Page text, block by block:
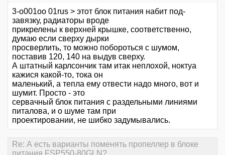
3-o001oo 01rus > этот блок питания набит под-
завязку, радиаторы вроде
прикрелены к верхней крышке, соответственно,
думаю если сверху дырки
просверлить, то можно побороться с шумом,
поставив 120, 140 на выдув сверху.
А штатный карлсончик там итак неплохой, ноктуа
кажися какой-то, тока он
маленький, а тепла ему отвести надо много, вот и
шумит. Просто - это
сервачный блок питания с раздельными линиями
питалова, и о шуме там при
проектировании, не шибко задумывались.
Re: А есть варианты поменять пропеллер в блоке
питания FSP550-80GLN?